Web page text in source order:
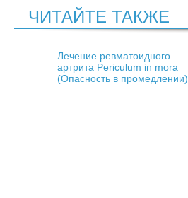
ЧИТАЙТЕ ТАКЖЕ
Лечение ревматоидного
артрита Periculum in mora
(Опасность в промедлении)